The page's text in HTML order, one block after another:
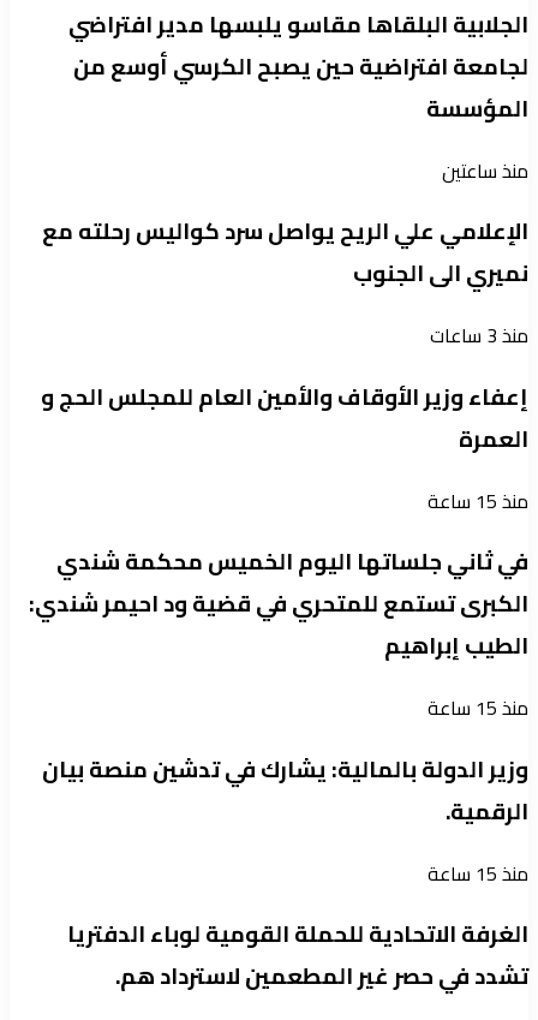
الجلابية البلقاها مقاسو يلبسها ​مدير افتراضي
لجامعة افتراضية حين يصبح الكرسي أوسع من
المؤسسة
منذ ساعتين
الإعلامي علي الريح يواصل سرد كواليس رحلته مع
نميري الى الجنوب
منذ 3 ساعات
إعفاء وزير الأوقاف والأمين العام للمجلس الحج و
العمرة
منذ 15 ساعة
في ثاني جلساتها اليوم الخميس محكمة شندي
الكبرى تستمع للمتحري في قضية ود احيمر شندي:
الطيب إبراهيم
منذ 15 ساعة
وزير الدولة بالمالية: يشارك في تدشين منصة بيان
الرقمية.
منذ 15 ساعة
الغرفة الاتحادية للحملة القومية لوباء الدفتريا
تشدد في حصر غير المطعمين لاسترداد هم.